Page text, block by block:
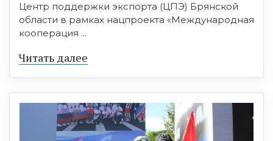
Центр поддержки экспорта (ЦПЭ) Брянской
области в рамках нацпроекта «Международная
кооперация ...
Читать далее